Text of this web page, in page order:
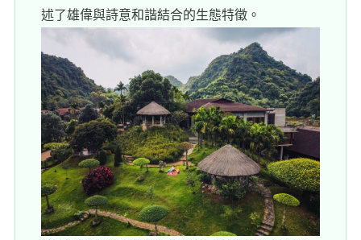
述了雄偉與詩意和諧結合的生態特徵。